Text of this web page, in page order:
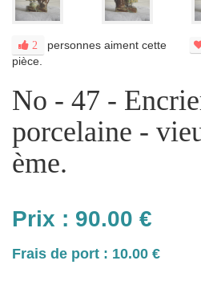
2
personnes aiment cette
pièce.
No - 47 -
porcelaine -
ème.
Prix : 90.00 €
Frais de port : 10.00 €